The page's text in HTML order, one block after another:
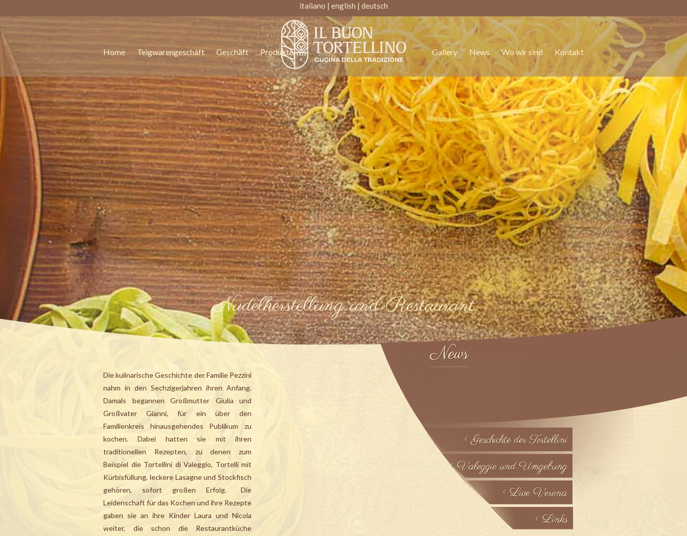
italiano | english | deutsch
Home Teigwarengeschäft Geschäft Produkte Gallery News Wo wir sind Kontakt
Nudelherstellung und Restaurant
Die kulinarische Geschichte der Familie Pezzini
nahm in den Sechzigerjahren ihren Anfang.
Damals begannen Großmutter Giulia und
Großvater Gianni, für ein über den
Familienkreis hinausgehendes Publikum zu
kochen. Dabei hatten sie mit ihren
traditionellen Rezepten, zu denen zum
Beispiel die Tortellini di Valeggio, Tortelli mit
Kürbisfüllung, leckere Lasagne und Stockfisch
gehören, sofort großen Erfolg. Die
Leidenschaft für das Kochen und ihre Rezepte
gaben sie an ihre Kinder Laura und Nicola
weiter, die schon die Restaurantküche
News
< Geschichte der Tortellini
< Valeggio und Umgebung
< Live Verona
< Links